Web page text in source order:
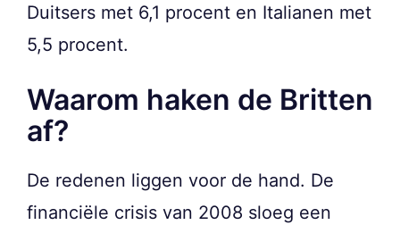
Duitsers met 6,1 procent en Italianen met
5,5 procent.
Waarom haken de Britten
af?
De redenen liggen voor de hand. De
financiële crisis van 2008 sloeg een